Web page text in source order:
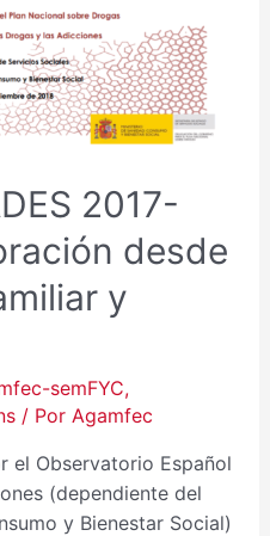
2017-
desde
y
semFYC,
/ Por Agamfec
el Observatorio Español
(dependiente del
y Bienestar Social)